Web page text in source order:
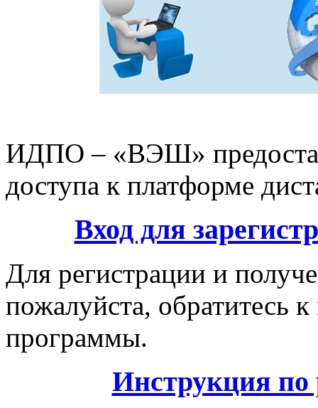
ИДПО – «ВЭШ»
доступа к платформе
Вход для
Для регистрации и
пожалуйста, обратитесь
программы.
Инструкция по